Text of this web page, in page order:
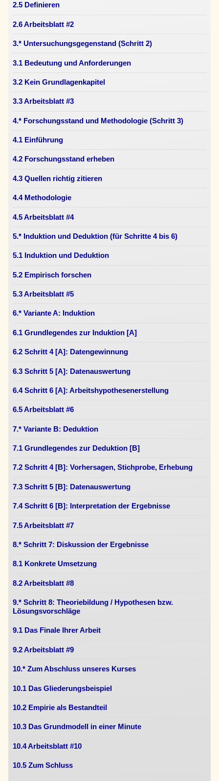
2.5 Definieren
2.6 Arbeitsblatt #2
3.* Untersuchungsgegenstand (Schritt 2)
3.1 Bedeutung und Anforderungen
3.2 Kein Grundlagenkapitel
3.3 Arbeitsblatt #3
4.* Forschungsstand und Methodologie (Schritt 3)
4.1 Einführung
4.2 Forschungsstand erheben
4.3 Quellen richtig zitieren
4.4 Methodologie
4.5 Arbeitsblatt #4
5.* Induktion und Deduktion (für Schritte 4 bis 6)
5.1 Induktion und Deduktion
5.2 Empirisch forschen
5.3 Arbeitsblatt #5
6.* Variante A: Induktion
6.1 Grundlegendes zur Induktion [A]
6.2 Schritt 4 [A]: Datengewinnung
6.3 Schritt 5 [A]: Datenauswertung
6.4 Schritt 6 [A]: Arbeitshypothesenerstellung
6.5 Arbeitsblatt #6
7.* Variante B: Deduktion
7.1 Grundlegendes zur Deduktion [B]
7.2 Schritt 4 [B]: Vorhersagen, Stichprobe, Erhebung
7.3 Schritt 5 [B]: Datenauswertung
7.4 Schritt 6 [B]: Interpretation der Ergebnisse
7.5 Arbeitsblatt #7
8.* Schritt 7: Diskussion der Ergebnisse
8.1 Konkrete Umsetzung
8.2 Arbeitsblatt #8
9.* Schritt 8: Theoriebildung / Hypothesen bzw.
Lösungsvorschläge
9.1 Das Finale Ihrer Arbeit
9.2 Arbeitsblatt #9
10.* Zum Abschluss unseres Kurses
10.1 Das Gliederungsbeispiel
10.2 Empirie als Bestandteil
10.3 Das Grundmodell in einer Minute
10.4 Arbeitsblatt #10
10.5 Zum Schluss